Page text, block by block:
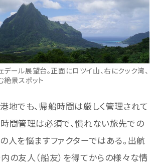
ール展望台。正面にロツイ山、右にクック湾、
絶景スポット
地でも、帰船時間は厳しく管理されて
間管理は必須で、慣れない旅先での
人を悩ますファクターではある。出航
の友人（船友）を得てからの様々な情